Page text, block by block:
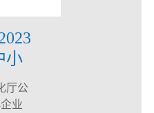
小
厅公
业